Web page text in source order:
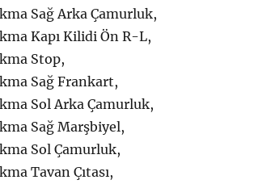
Sağ Arka Çamurluk,
Kapı Kilidi Ön R-L,
Stop,
Sağ Frankart,
Sol Arka Çamurluk,
Sağ Marşbiyel,
Sol Çamurluk,
Tavan Çıtası,